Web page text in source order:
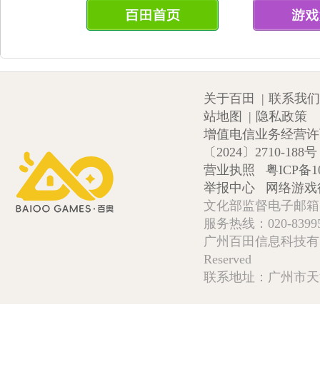
关于百田 | 联系我们
站地图
| 隐私政策
增值电信业务经营
〔2024〕2710-188号
营业执照
粤ICP备
举报中心
网络游
文化部监督电子邮
服务热线：020-
广州百田信息科技
Reserved
联系地址：广州市